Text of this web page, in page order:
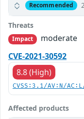
Recommended
Threats
Impact
moderate
CVE-2021-30592
8.8 (High)
CVSS:3.1/AV:N/
Affected products